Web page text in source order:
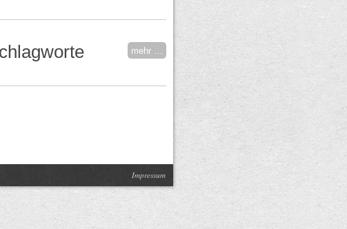
mehr …
Impressum